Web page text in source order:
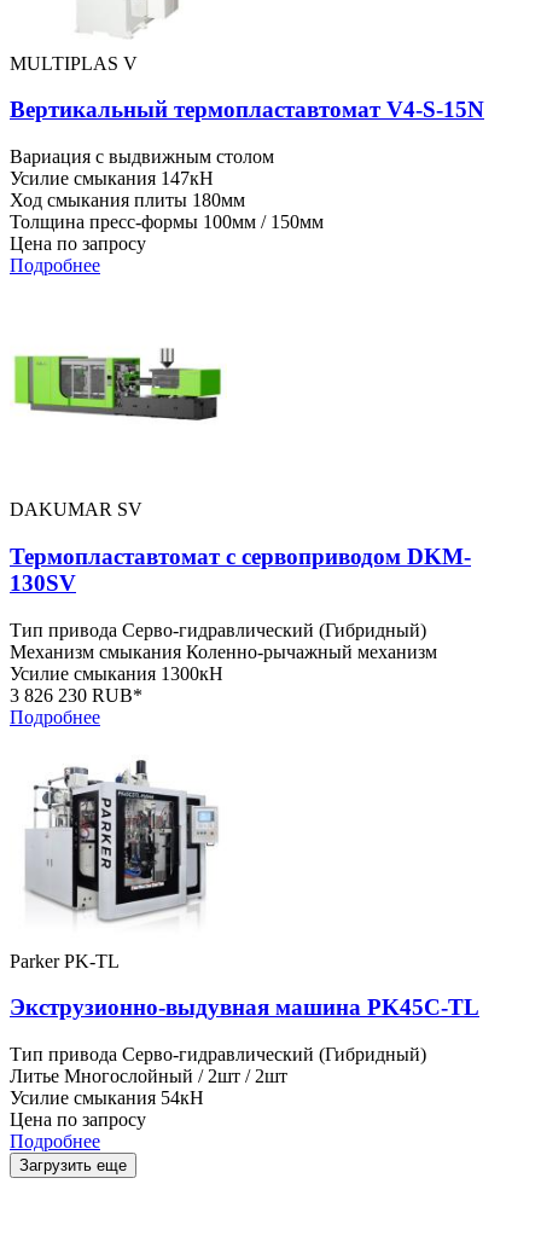
MULTIPLAS V
Вертикальный термопластавтомат V4-S-15N
Вариация с выдвижным столом
Усилие смыкания 147кН
Ход смыкания плиты 180мм
Толщина пресс-формы 100мм / 150мм
Цена по запросу
Подробнее
DAKUMAR SV
Термопластавтомат с сервоприводом DKM-
130SV
Тип привода Серво-гидравлический (Гибридный)
Механизм смыкания Коленно-рычажный механизм
Усилие смыкания 1300кН
3 826 230 RUB*
Подробнее
Parker PK-TL
Экструзионно-выдувная машина PK45C-TL
Тип привода Серво-гидравлический (Гибридный)
Литье Многослойный / 2шт / 2шт
Усилие смыкания 54кН
Цена по запросу
Подробнее
Загрузить еще